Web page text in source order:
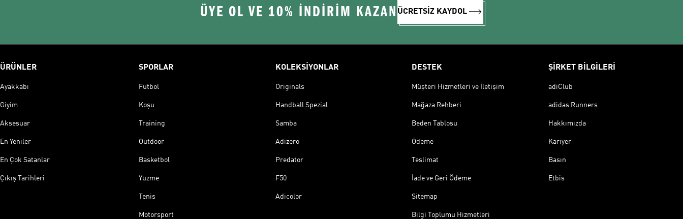
ÜYE OL VE 10% İNDİRİM KAZAN ÜCRETSİZ KAYDOL
ÜRÜNLER
Ayakkabı
Giyim
Aksesuar
En Yeniler
En Çok Satanlar
Çıkış Tarihleri
SPORLAR
Futbol
Koşu
Training
Outdoor
Basketbol
Yüzme
Tenis
Motorsport
KOLEKSİYONLAR
Originals
Handball Spezial
Samba
Adizero
Predator
F50
Adicolor
DESTEK
Müşteri Hizmetleri ve İletişim
Mağaza Rehberi
Beden Tablosu
Ödeme
Teslimat
İade ve Geri Ödeme
Sitemap
Bilgi Toplumu Hizmetleri
ŞİRKET BİLGİLERİ
adiClub
adidas Runners
Hakkımızda
Kariyer
Basın
Etbis